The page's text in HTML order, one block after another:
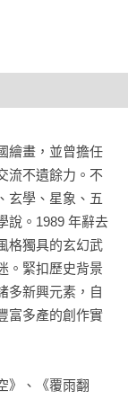
作,力圖將武俠小
每月出版一卷，
畫，並曾擔任
流不遺餘力。不
玄學、星象、五
說。1989 年辭去
格獨具的玄幻武
。緊扣歷史背景
多新興元素，自
富多產的創作實
、《覆雨翻